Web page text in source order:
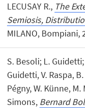
LECUSAY R., The
Semiosis,
MILANO, Bompiani,
S. Besoli; L.
Guidetti, V. Raspa,
Pégny, W. Künne,
Simons, Bernard